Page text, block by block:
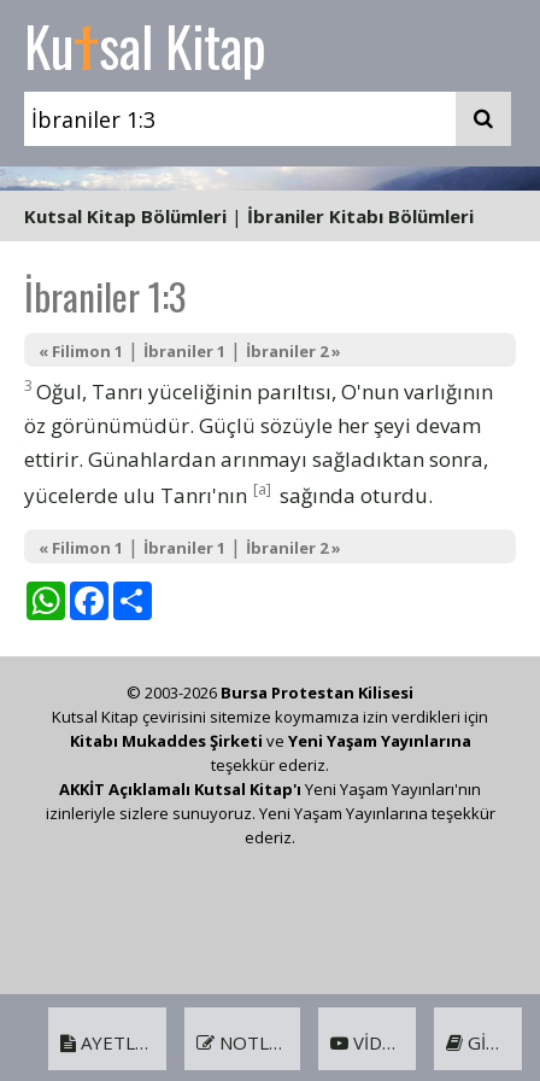
Kutsal Kitap
Kutsal Kitap Bölümleri | İbraniler Kitabı Bölümleri
İbraniler 1:3
« Filimon 1 | İbraniler 1 | İbraniler 2 »
3 Oğul, Tanrı yüceliğinin parıltısı, O'nun varlığının
öz görünümüdür. Güçlü sözüyle her şeyi devam
ettirir. Günahlardan arınmayı sağladıktan sonra,
yücelerde ulu Tanrı'nın [a] sağında oturdu.
« Filimon 1 | İbraniler 1 | İbraniler 2 »
WhatsAppFacebook
AYETLER NOTLAR VIDEO GIRIŞ
© 2003-2026 Bursa Protestan Kilisesi
Kutsal Kitap çevirisini sitemize koymamıza izin verdikleri için
Kitabı Mukaddes Şirketi ve Yeni Yaşam Yayınlarına
teşekkür ederiz.
AKKİT Açıklamalı Kutsal Kitap'ı Yeni Yaşam Yayınları'nın
izinleriyle sizlere sunuyoruz. Yeni Yaşam Yayınlarına teşekkür
ederiz.